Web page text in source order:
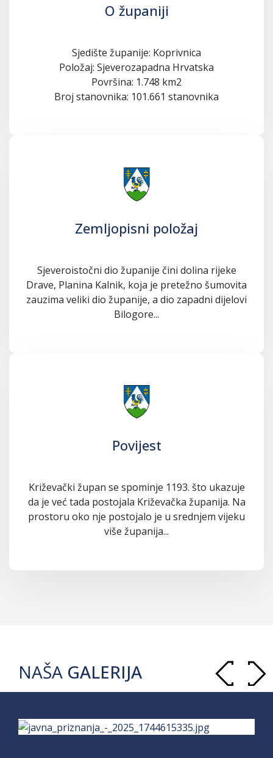
O županiji
Sjedište županije: Koprivnica
Položaj: Sjeverozapadna Hrvatska
Površina: 1.748 km2
Broj stanovnika: 101.661 stanovnika
Zemljopisni položaj
Sjeveroistočni dio županije čini dolina rijeke
Drave, Planina Kalnik, koja je pretežno šumovita
zauzima veliki dio županije, a dio zapadni dijelovi
Bilogore...
Povijest
Križevački župan se spominje 1193. što ukazuje
da je već tada postojala Križevačka županija. Na
prostoru oko nje postojalo je u srednjem vijeku
više županija...
NAŠA GALERIJA